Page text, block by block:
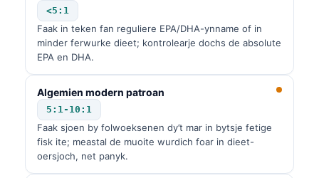
<5:1
Faak in teken fan reguliere EPA/DHA-ynname of in
minder ferwurke dieet; kontrolearje dochs de absolute
EPA en DHA.
Algemien modern patroan
5:1-10:1
Faak sjoen by folwoeksenen dy’t mar in bytsje fetige
fisk ite; meastal de muoite wurdich foar in dieet-
oersjoch, net panyk.